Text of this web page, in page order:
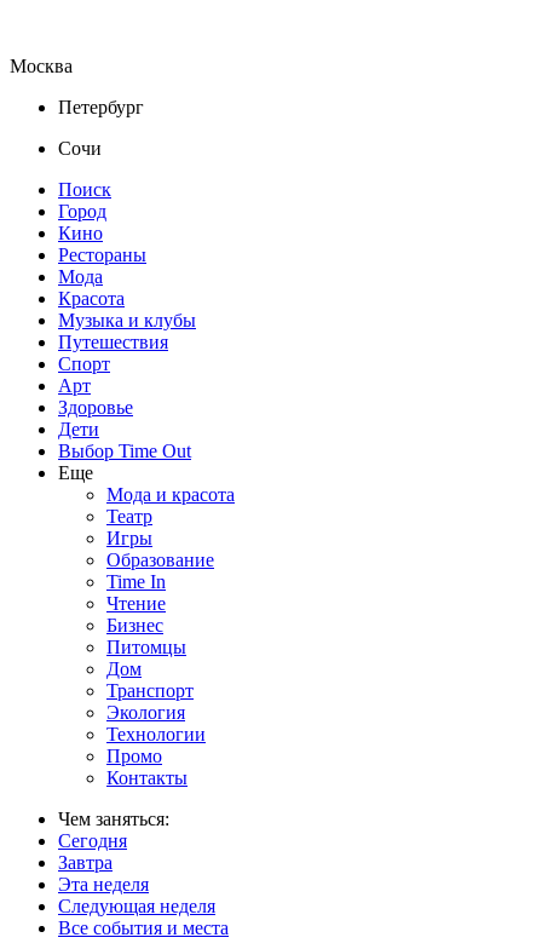
Москва
Петербург
Сочи
Поиск
Город
Кино
Рестораны
Мода
Красота
Музыка и клубы
Путешествия
Спорт
Арт
Здоровье
Дети
Выбор Time Out
Еще
Мода и красота
Театр
Игры
Образование
Time In
Чтение
Бизнес
Питомцы
Дом
Транспорт
Экология
Технологии
Промо
Контакты
Чем заняться:
Сегодня
Завтра
Эта неделя
Следующая неделя
Все события и места